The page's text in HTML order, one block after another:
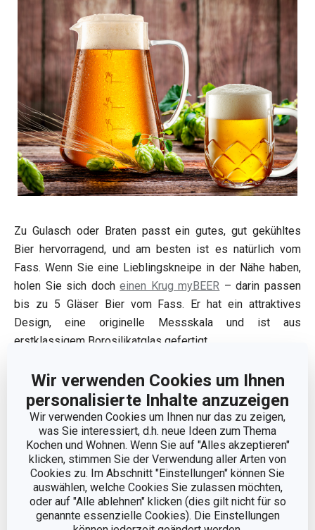
Wir verwenden Cookies um Ihnen
personalisierte Inhalte anzuzeigen
Wir verwenden Cookies um Ihnen nur das zu zeigen,
was Sie interessiert, d.h. neue Ideen zum Thema
Kochen und Wohnen. Wenn Sie auf "Alles akzeptieren"
klicken, stimmen Sie der Verwendung aller Arten von
Cookies zu. Im Abschnitt "Einstellungen" können Sie
auswählen, welche Cookies Sie zulassen möchten,
oder auf "Alle ablehnen" klicken (dies gilt nicht für so
genannte essenzielle Cookies). Die Einstellungen
Zu Gulasch oder Braten passt ein gutes, gut gekühltes
Bier hervorragend, und am besten ist es natürlich vom
Fass. Wenn Sie eine Lieblingskneipe in der Nähe haben,
holen Sie sich docheinen Krug myBEER – darin passen
bis zu 5 Gläser Bier vom Fass. Er hat ein attraktives
Design, eine originelle Messskala und ist aus
erstklassigem Borosilikatglas gefertigt.
Weitere nützliche und praktische
Helfer: